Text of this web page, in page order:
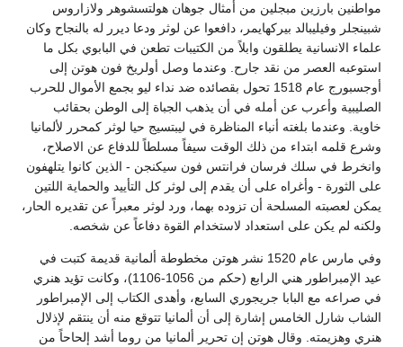
مواطنين بارزين مبجلين من أمثال جوهان هولتسشوهر ولازاروس
شبينجلر وفيليبالد بيركهايمر، دافعوا عن لوثر ودعا ديرر له بالنجاح وكان
علماء الانسانية يطلقون وابلاً من الكتيبات تطعن في البابوي بكل ما
استوعبه العصر من نقد جارح. وعندما وصل أولريخ فون هوتن إلى
أوجسبورج عام 1518 تحول بقصائده ضد نداء ليو بجمع الأموال للحرب
الصليبية وأعرب عن أمله في أن يذهب الجباة إلى الوطن بحقائب
خاوية. وعندما بلغته أنباء المناظرة في ليبتسيج حيا لوثر كمحرر لألمانيا
وشرع قلمه ابتداء من ذلك الوقت سيفاً مسلطاً للدفاع عن الاصلاح،
وانخرط في سلك فرسان فرانتس فون سيكنجن - الذين كانوا يتلهفون
على الثورة - وأغراه على أن يقدم إلى لوثر كل التأييد والحماية اللتين
يمكن لعصبته المسلحة أن تزوده بهما، ورد لوثر معبراً عن تقديره الحار،
ولكنه لم يكن على استعداد لاستخدام القوة دفاعاً عن شخصه.
وفي مارس عام 1520 نشر هوتن مخطوطة ألمانية قديمة كتبت في
عيد الإمبراطور هني الرابع (حكم من 1056-1106)، وكانت تؤيد هنري
في صراعه مع البابا جريجوري السابع، وأهدى الكتاب إلى الإمبراطور
الشاب شارل الخامس إشارة إلى أن ألمانيا تتوقع منه أن ينتقم لإذلال
هنري وهزيمته. وقال هوتن إن تحرير ألمانيا من روما أشد إلحاحاً من